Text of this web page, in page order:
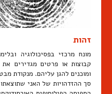
זהות
מונח מרכזי בפסיכולוגיה
קבוצות או פרטים מגדירים
ומוכנים להגן עליהם. מנקודת
סך ההזדהויות של האני